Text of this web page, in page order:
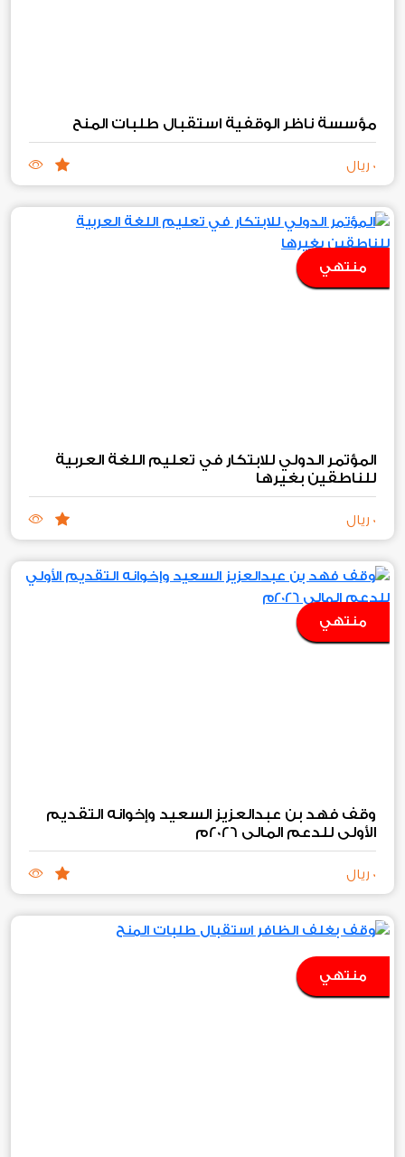
مؤسسة ناظر الوقفية استقبال طلبات المنح
0 ريال
منتهي
المؤتمر الدولي للابتكار في تعليم اللغة العربية
للناطقين بغيرها
0 ريال
منتهي
وقف فهد بن عبدالعزيز السعيد وإخوانه التقديم
الأولي للدعم المالي 2026م
0 ريال
منتهي